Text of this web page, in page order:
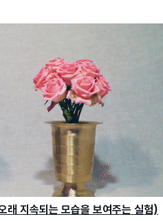
래 지속되는 모습을 보여주는 실험)